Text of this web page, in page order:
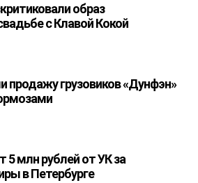
образ
с Клавой Кокой
продажу грузовиков «Дунфэн»
5 млн рублей от УК за
в Петербурге